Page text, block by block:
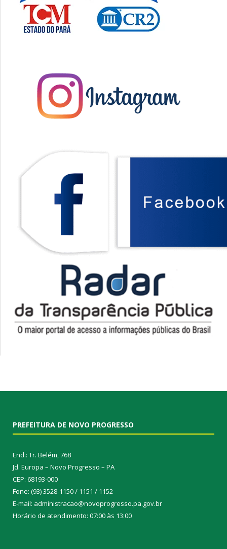
PREFEITURA DE NOVO PROGRESSO
End.: Tr. Belém, 768
Jd. Europa – Novo Progresso – PA
CEP: 68193-000
Fone: (93) 3528-1150 / 1151 / 1152
E-mail: administracao@novoprogresso.pa.gov.br
Horário de atendimento: 07:00 às 13:00